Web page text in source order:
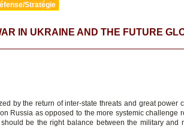
Stratégie
IN UKRAINE AND THE FUTURE
by the return of inter-state threats and great power
Russia as opposed to the more systemic challenge
be the right balance between the military and